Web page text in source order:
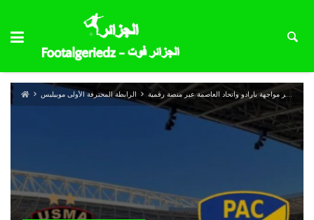
الرابطة المحترفة الأولى موبيليس انطلاق بيع تذاكر مواجهة بارادو واتحاد العاصمة عبر منصة رقمية